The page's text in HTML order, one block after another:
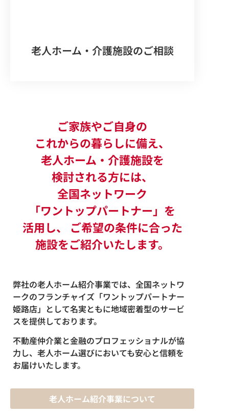
老人ホーム・介護施設のご相談
ご家族やご自身の
これからの暮らしに備え、
老人ホーム・介護施設を
検討される方には、
全国ネットワーク
「ワントップパートナー」を
活用し、 ご希望の条件に合った
施設をご紹介いたします。
弊社の老人ホーム紹介事業では、全国ネットワ
ークのフランチャイズ「ワントップパートナー
姫路店」として名実ともに地域密着型のサービ
スを提供しております。
不動産仲介業と金融のプロフェッショナルが協
力し、老人ホーム選びにおいても安心と信頼を
お届けいたします。
老人ホーム紹介事業について